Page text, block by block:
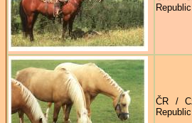
Republic
ČR /
Republic